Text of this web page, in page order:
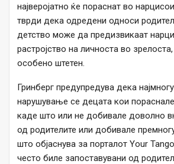
најверојатно ќе пораснат во
тврди дека одредени односи
детство може да предизвикаат
растројство на личноста во
особено штетен.
Гринберг предупредува дека
нарушување се децата кои
каде што или не добивале доволно
од родителите или добивале
што објаснува за порталот Your
често биле запоставувани од